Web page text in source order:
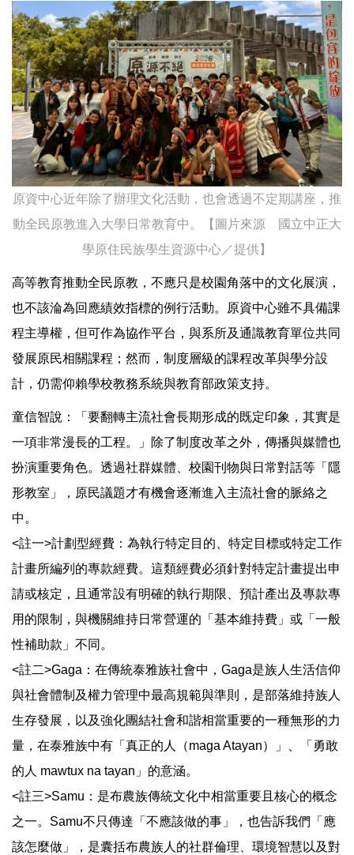
原資中心近年除了辦理文化活動，也會透過不定期講座，推
動全民原教進入大學日常教育中。【圖片來源 國立中正大
學原住民族學生資源中心／提供】
高等教育推動全民原教，不應只是校園角落中的文化展演，
也不該淪為回應績效指標的例行活動。原資中心雖不具備課
程主導權，但可作為協作平台，與系所及通識教育單位共同
發展原民相關課程；然而，制度層級的課程改革與學分設
計，仍需仰賴學校教務系統與教育部政策支持。
童信智說：「要翻轉主流社會長期形成的既定印象，其實是
一項非常漫長的工程。」除了制度改革之外，傳播與媒體也
扮演重要角色。透過社群媒體、校園刊物與日常對話等「隱
形教室」，原民議題才有機會逐漸進入主流社會的脈絡之
中。
<註一>計劃型經費：為執行特定目的、特定目標或特定工作
計畫所編列的專款經費。這類經費必須針對特定計畫提出申
請或核定，且通常設有明確的執行期限、預計產出及專款專
用的限制，與機關維持日常營運的「基本維持費」或「一般
性補助款」不同。
<註二>Gaga：在傳統泰雅族社會中，Gaga是族人生活信仰
與社會體制及權力管理中最高規範與準則，是部落維持族人
生存發展，以及強化團結社會和諧相當重要的一種無形的力
量，在泰雅族中有「真正的人（maga Atayan）」、「勇敢
的人 mawtux na tayan」的意涵。
<註三>Samu：是布農族傳統文化中相當重要且核心的概念
之一。Samu不只傳達「不應該做的事」，也告訴我們「應
該怎麼做」，是囊括布農族人的社群倫理、環境智慧以及對